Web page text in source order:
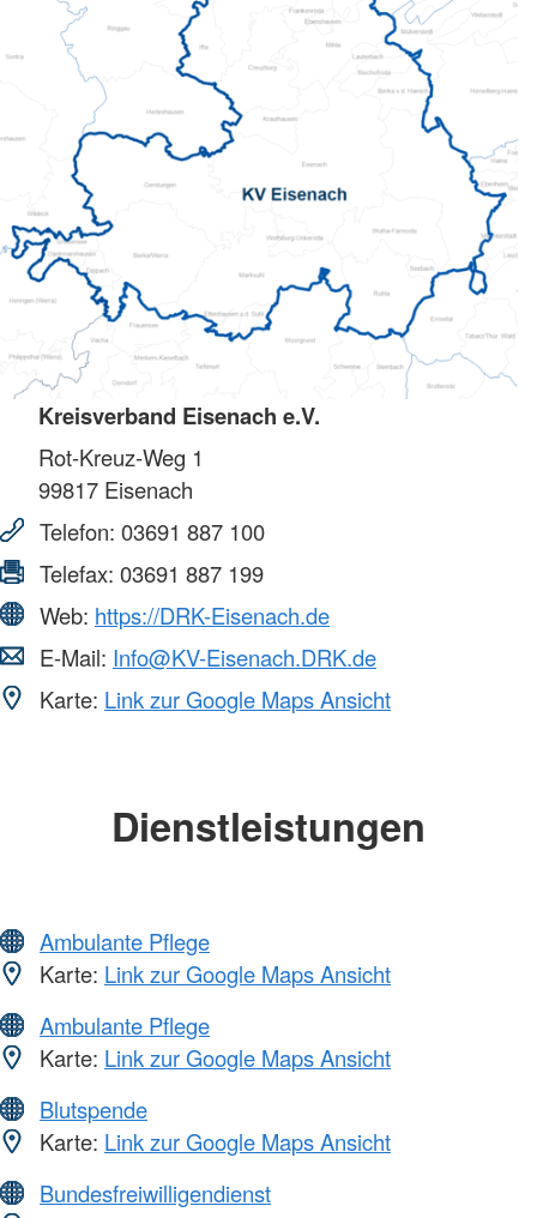
Kreisverband Eisenach e.V.
Rot-Kreuz-Weg 1
99817 Eisenach
Telefon: 03691 887 100
Telefax: 03691 887 199
Web: https://DRK-Eisenach.de
E-Mail: Info@KV-Eisenach.DRK.de
Karte: Link zur Google Maps Ansicht
Dienstleistungen
Ambulante Pflege
Karte: Link zur Google Maps Ansicht
Ambulante Pflege
Karte: Link zur Google Maps Ansicht
Blutspende
Karte: Link zur Google Maps Ansicht
Bundesfreiwilligendienst